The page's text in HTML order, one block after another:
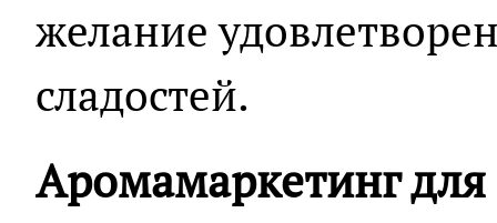
желание
сладостей.
Аромамаркетинг